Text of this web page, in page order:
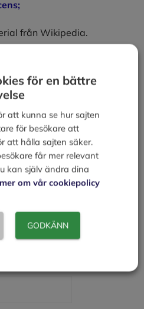
från Wikipedia.
för en bättre
att kunna se hur sajten
för besökare att
att hålla sajten säker.
får mer relevant
kan själv ändra dina
om vår cookiepolicy
GODKÄNN